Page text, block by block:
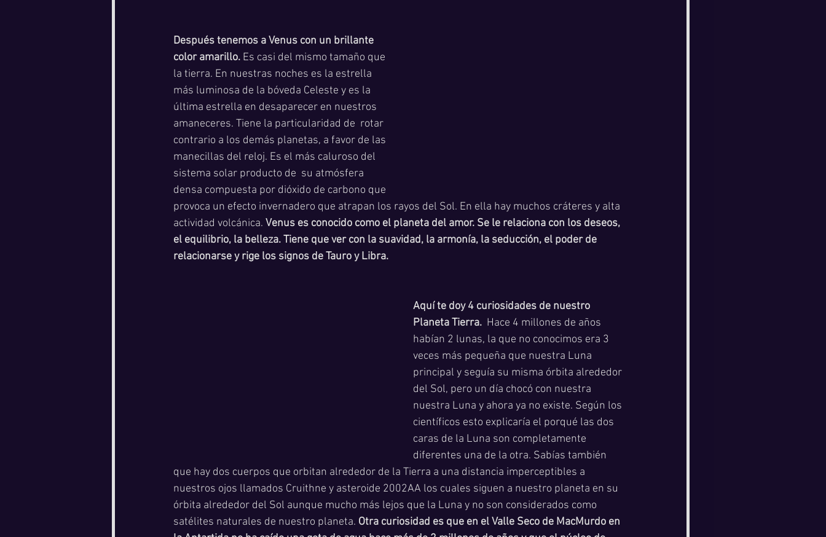
Después tenemos a Venus con un brillante
color amarillo. Es casi del mismo tamaño que
la tierra. En nuestras noches es la estrella
más luminosa de la bóveda Celeste y es la
última estrella en desaparecer en nuestros
amaneceres. Tiene la particularidad de  rotar
contrario a los demás planetas, a favor de las
manecillas del reloj. Es el más caluroso del
sistema solar producto de  su atmósfera
densa compuesta por dióxido de carbono que
provoca un efecto invernadero que atrapan los rayos del Sol. En ella hay muchos cráteres y alta
actividad volcánica. Venus es conocido como el planeta del amor. Se le relaciona con los deseos,
el equilibrio, la belleza. Tiene que ver con la suavidad, la armonía, la seducción, el poder de
relacionarse y rige los signos de Tauro y Libra.
Aquí te doy 4 curiosidades de nuestro
Planeta Tierra. Hace 4 millones de años
habían 2 lunas, la que no conocimos era 3
veces más pequeña que nuestra Luna
principal y seguía su misma órbita alrededor
del Sol, pero un día chocó con nuestra
nuestra Luna y ahora ya no existe. Según los
científicos esto explicaría el porqué las dos
caras de la Luna son completamente
diferentes una de la otra. Sabías también
que hay dos cuerpos que orbitan alrededor de la Tierra a una distancia imperceptibles a
nuestros ojos llamados Cruithne y asteroide 2002AA los cuales siguen a nuestro planeta en su
órbita alrededor del Sol aunque mucho más lejos que la Luna y no son considerados como
satélites naturales de nuestro planeta. Otra curiosidad es que en el Valle Seco de MacMurdo en